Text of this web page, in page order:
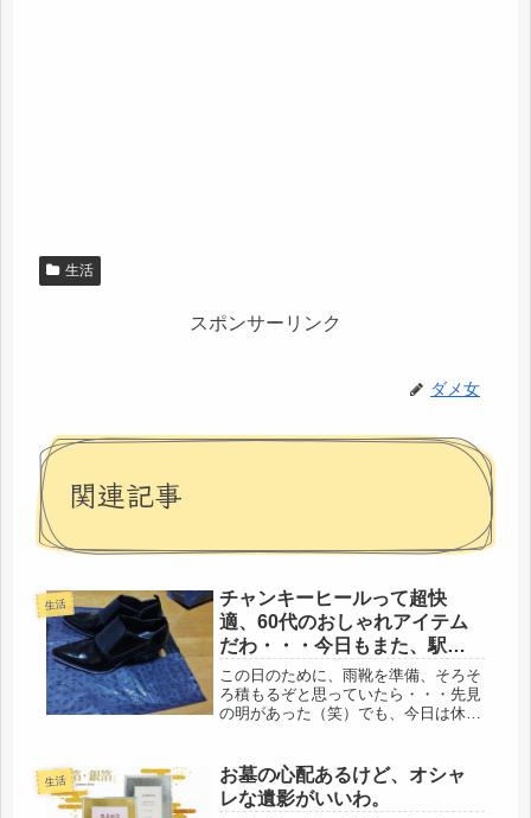
生活
スポンサーリンク
ダメ女
関連記事
生活
チャンキーヒールって超快
適、60代のおしゃれアイテム
だわ・・・今日もまた、駅ソ
バに温まる。
この日のために、雨靴を準備、そろそ
ろ積もるぞと思っていたら・・・先見
の明があった（笑）でも、今日は休み
年の冬は、一足、チャンキーヒールの
靴を購入。これが、超快適。チャンキ
ー...
生活
お墓の心配あるけど、オシャ
レな遺影がいいわ。